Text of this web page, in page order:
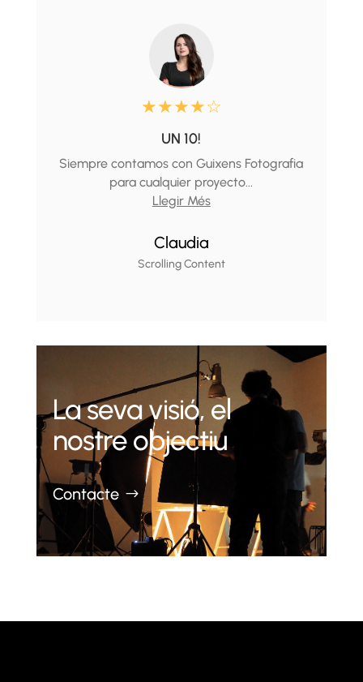
★★★★☆
UN 10!
Siempre contamos con Guixens Fotografia
para cualquier proyecto...
Llegir Més
Claudia
Scrolling Content
La seva visió, el
nostre objectiu
Contacte